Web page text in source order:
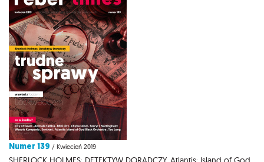
Numer 139 / Kwiecień 2019